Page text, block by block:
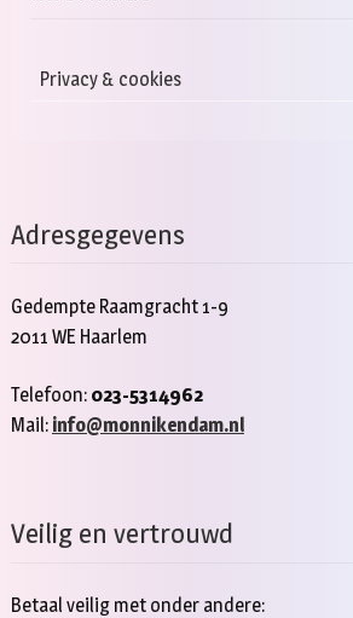
Privacy & cookies
Adresgegevens
Gedempte Raamgracht 1-9
2011 WE Haarlem
Telefoon: 023-5314962
Mail: info@monnikendam.nl
Veilig en vertrouwd
Betaal veilig met onder andere: